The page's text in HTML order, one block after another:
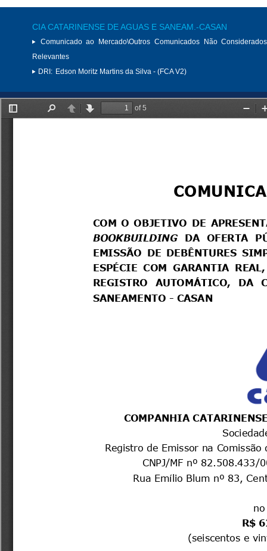
CIA CATARINENSE DE AGUAS E SANEAM.-CASAN
Comunicado ao Mercado\Outros Comunicados Não
Relevantes
DRI: Edson Moritz Martins da Silva - (FCA V2)